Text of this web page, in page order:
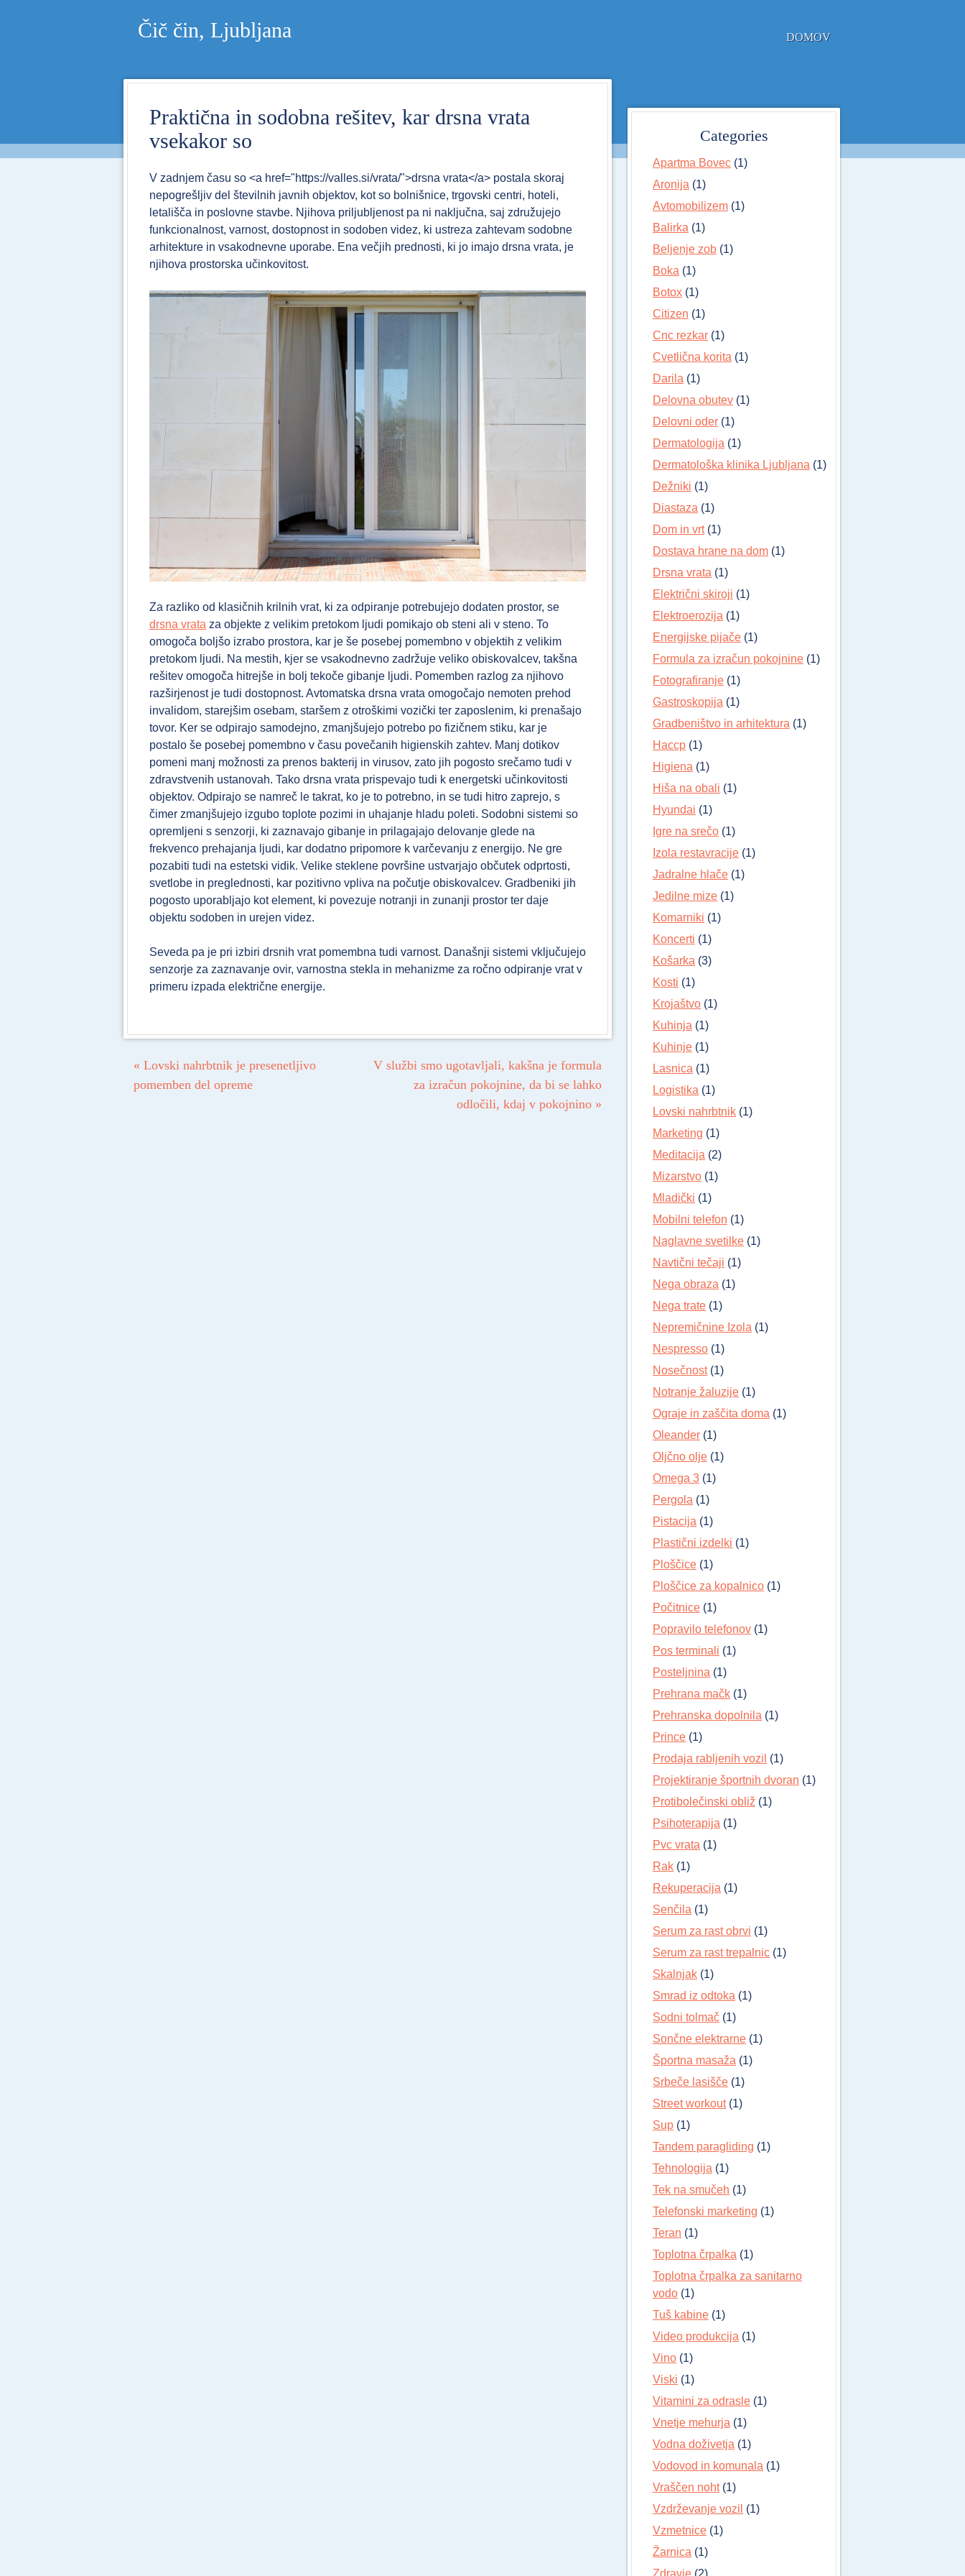
Čič čin, Ljubljana DOMOV
Praktična in sodobna rešitev, kar drsna vrata
vsekakor so
V zadnjem času so <a href="https://valles.si/vrata/">drsna vrata</a> postala skoraj
nepogrešljiv del številnih javnih objektov, kot so bolnišnice, trgovski centri, hoteli,
letališča in poslovne stavbe. Njihova priljubljenost pa ni naključna, saj združujejo
funkcionalnost, varnost, dostopnost in sodoben videz, ki ustreza zahtevam sodobne
arhitekture in vsakodnevne uporabe. Ena večjih prednosti, ki jo imajo drsna vrata, je
njihova prostorska učinkovitost.
Za razliko od klasičnih krilnih vrat, ki za odpiranje potrebujejo dodaten prostor, se
drsna vrata za objekte z velikim pretokom ljudi pomikajo ob steni ali v steno. To
omogoča boljšo izrabo prostora, kar je še posebej pomembno v objektih z velikim
pretokom ljudi. Na mestih, kjer se vsakodnevno zadržuje veliko obiskovalcev, takšna
rešitev omogoča hitrejše in bolj tekoče gibanje ljudi. Pomemben razlog za njihovo
razširjenost je tudi dostopnost. Avtomatska drsna vrata omogočajo nemoten prehod
invalidom, starejšim osebam, staršem z otroškimi vozički ter zaposlenim, ki prenašajo
tovor. Ker se odpirajo samodejno, zmanjšujejo potrebo po fizičnem stiku, kar je
postalo še posebej pomembno v času povečanih higienskih zahtev. Manj dotikov
pomeni manj možnosti za prenos bakterij in virusov, zato jih pogosto srečamo tudi v
zdravstvenih ustanovah. Tako drsna vrata prispevajo tudi k energetski učinkovitosti
objektov. Odpirajo se namreč le takrat, ko je to potrebno, in se tudi hitro zaprejo, s
čimer zmanjšujejo izgubo toplote pozimi in uhajanje hladu poleti. Sodobni sistemi so
opremljeni s senzorji, ki zaznavajo gibanje in prilagajajo delovanje glede na
frekvenco prehajanja ljudi, kar dodatno pripomore k varčevanju z energijo. Ne gre
pozabiti tudi na estetski vidik. Velike steklene površine ustvarjajo občutek odprtosti,
svetlobe in preglednosti, kar pozitivno vpliva na počutje obiskovalcev. Gradbeniki jih
pogosto uporabljajo kot element, ki povezuje notranji in zunanji prostor ter daje
objektu sodoben in urejen videz.
Seveda pa je pri izbiri drsnih vrat pomembna tudi varnost. Današnji sistemi vključujejo
senzorje za zaznavanje ovir, varnostna stekla in mehanizme za ročno odpiranje vrat v
primeru izpada električne energije.
Post navigation
« Lovski nahrbtnik je presenetljivo
pomemben del opreme
V službi smo ugotavljali, kakšna je formula
za izračun pokojnine, da bi se lahko
odločili, kdaj v pokojnino »
Categories
Apartma Bovec (1)
Aronija (1)
Avtomobilizem (1)
Balirka (1)
Beljenje zob (1)
Boka (1)
Botox (1)
Citizen (1)
Cnc rezkar (1)
Cvetlična korita (1)
Darila (1)
Delovna obutev (1)
Delovni oder (1)
Dermatologija (1)
Dermatološka klinika Ljubljana (1)
Dežniki (1)
Diastaza (1)
Dom in vrt(1)
Dostava hrane na dom (1)
Drsna vrata (1)
Električni skiroji (1)
Elektroerozija (1)
Energijske pijače (1)
Formula za izračun pokojnine (1)
Fotografiranje (1)
Gastroskopija (1)
Gradbeništvo in arhitektura (1)
Haccp (1)
Higiena (1)
Hiša na obali (1)
Hyundai (1)
Igre na srečo (1)
Izola restavracije (1)
Jadralne hlače (1)
Jedilne mize (1)
Komarniki (1)
Koncerti (1)
Košarka (3)
Kosti (1)
Krojaštvo (1)
Kuhinja (1)
Kuhinje (1)
Lasnica (1)
Logistika (1)
Lovski nahrbtnik (1)
Marketing (1)
Meditacija (2)
Mizarstvo (1)
Mladički (1)
Mobilni telefon (1)
Naglavne svetilke (1)
Navtični tečaji (1)
Nega obraza (1)
Nega trate (1)
Nepremičnine Izola (1)
Nespresso (1)
Nosečnost(1)
Notranje žaluzije (1)
Ograje in zaščita doma (1)
Oleander (1)
Oljčno olje (1)
Omega 3 (1)
Pergola (1)
Pistacija (1)
Plastični izdelki (1)
Ploščice (1)
Ploščice za kopalnico (1)
Počitnice (1)
Popravilo telefonov (1)
Pos terminali (1)
Posteljnina (1)
Prehrana mačk (1)
Prehranska dopolnila (1)
Prince (1)
Prodaja rabljenih vozil (1)
Projektiranje športnih dvoran (1)
Protibolečinski obliž (1)
Psihoterapija (1)
Pvc vrata (1)
Rak (1)
Rekuperacija (1)
Senčila (1)
Serum za rast obrvi (1)
Serum za rast trepalnic (1)
Skalnjak (1)
Smrad iz odtoka (1)
Sodni tolmač (1)
Sončne elektrarne (1)
Športna masaža (1)
Srbeče lasišče (1)
Street workout(1)
Sup (1)
Tandem paragliding (1)
Tehnologija (1)
Tek na smučeh (1)
Telefonski marketing (1)
Teran (1)
Toplotna črpalka (1)
Toplotna črpalka za sanitarno
vodo (1)
Tuš kabine (1)
Video produkcija (1)
Vino (1)
Viski (1)
Vitamini za odrasle (1)
Vnetje mehurja (1)
Vodna doživetja (1)
Vodovod in komunala (1)
Vraščen noht(1)
Vzdrževanje vozil (1)
Vzmetnice (1)
Žarnica (1)
Zdravje (2)